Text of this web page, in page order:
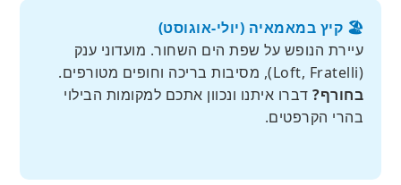
🏖️ קיץ במאמאיה (יולי-אוגוסט)
עיירת הנופש על שפת הים השחור. מועדוני ענק
(Loft, Fratelli), מסיבות בריכה וחופים מטורפים.
בחורף?דברו איתנו ונכוון אתכם למקומות הבילוי
בהרי הקרפטים.